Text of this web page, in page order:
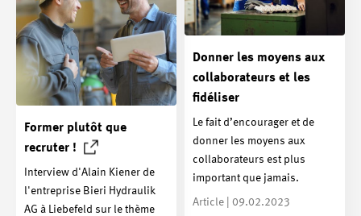
Donner les moyens aux
collaborateurs et les
fidéliser
Le fait d’encourager et de
donner les moyens aux
collaborateurs est plus
important que jamais.
Article | 09.02.2023
Former plutôt que
recruter !
Interview d'Alain Kiener de
l'entreprise Bieri Hydraulik
AG à Liebefeld sur le thème